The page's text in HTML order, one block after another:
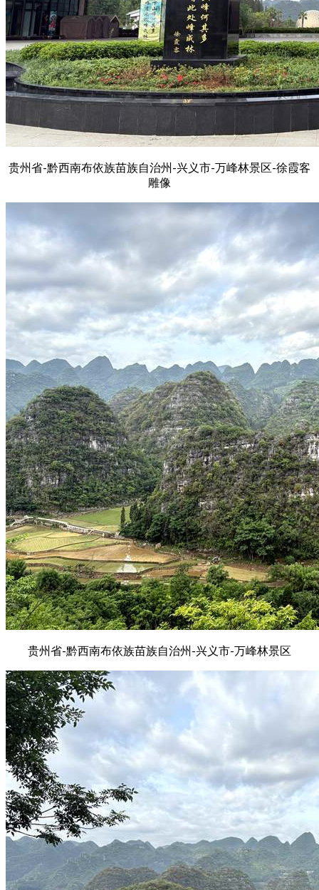
贵州省-黔西南布依族苗族自治州-兴义市-万峰林景区-徐霞客
雕像
贵州省-黔西南布依族苗族自治州-兴义市-万峰林景区